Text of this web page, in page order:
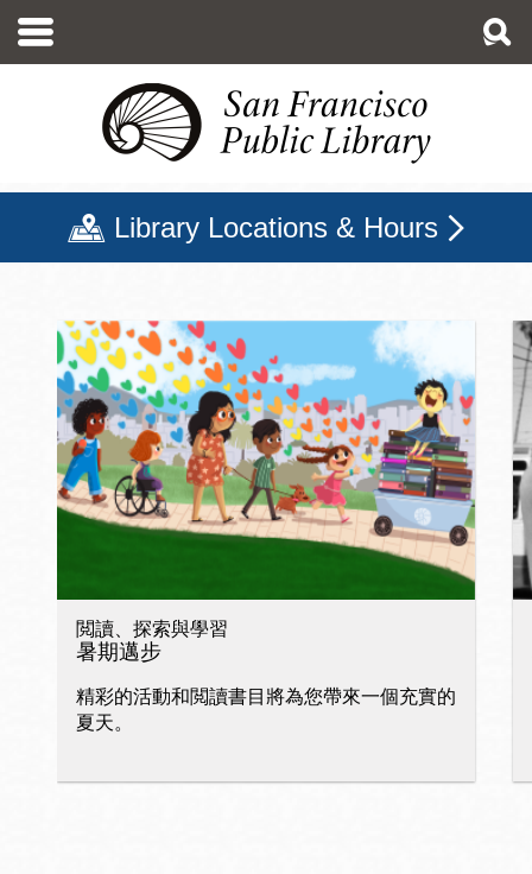
至
Library Locations & Hours
三藩市公立圖書館主頁
閲讀、探索與學習
暑期邁步
精彩的活動和閲讀書目將為您帶來一個充實的
夏天。